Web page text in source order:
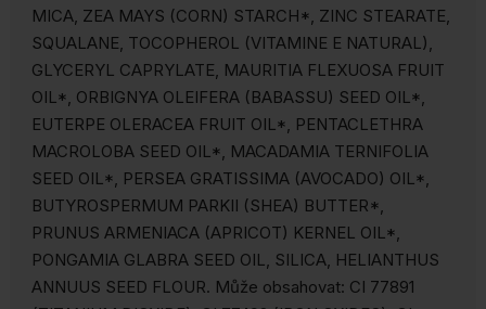
MICA, ZEA MAYS (CORN) STARCH*, ZINC STEARATE,
SQUALANE, TOCOPHEROL (VITAMINE E NATURAL),
GLYCERYL CAPRYLATE, MAURITIA FLEXUOSA FRUIT
OIL*, ORBIGNYA OLEIFERA (BABASSU) SEED OIL*,
EUTERPE OLERACEA FRUIT OIL*, PENTACLETHRA
MACROLOBA SEED OIL*, MACADAMIA TERNIFOLIA
SEED OIL*, PERSEA GRATISSIMA (AVOCADO) OIL*,
BUTYROSPERMUM PARKII (SHEA) BUTTER*,
PRUNUS ARMENIACA (APRICOT) KERNEL OIL*,
PONGAMIA GLABRA SEED OIL, SILICA, HELIANTHUS
ANNUUS SEED FLOUR. Může obsahovat: CI 77891